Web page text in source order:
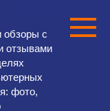
обзоры с
отзывами
фото,